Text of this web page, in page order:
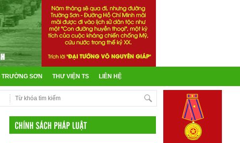
SƠN THƯ VIỆN TS LIÊN HỆ
CHÍNH SÁCH PHÁP LUẬT